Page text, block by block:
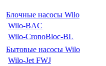
Блочные насосы Wilo
Wilo-BAC
Wilo-CronoBloc-BL
Бытовые насосы Wilo
Wilo-Jet FWJ